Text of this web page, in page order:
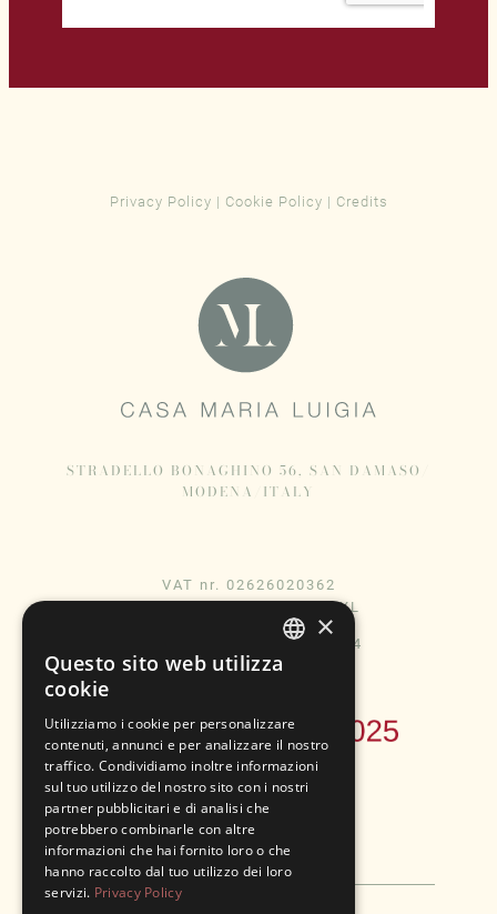
Privacy Policy | Cookie Policy | Credits
STRADELLO BONAGHINO 56, SAN DAMASO/
MODENA/ITALY
VAT nr. 02626020362
CIN IT036023B4F8P5VWXL
CIN IT036023B4A7MUCWY4
Instagram
Facebook
×
Questo sito web utilizza
cookie
Utilizziamo i cookie per personalizzare
contenuti, annunci e per analizzare il nostro
traffico. Condividiamo inoltre informazioni
sul tuo utilizzo del nostro sito con i nostri
partner pubblicitari e di analisi che
potrebbero combinarle con altre
informazioni che hai fornito loro o che
hanno raccolto dal tuo utilizzo dei loro
servizi. Privacy Policy